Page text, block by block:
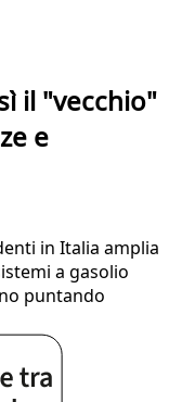
il "vecchio"
e
in Italia amplia
a gasolio
puntando